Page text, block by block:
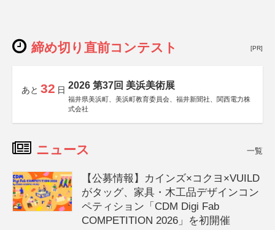
締め切り直前コンテスト [PR]
あと 32 日 2026 第37回 美浜美術展
福井県美浜町、美浜町教育委員会、福井新聞社、関西電力株
式会社
ニュース 一覧
【公募情報】カインズ×コクヨ×VUILD
がタッグ、家具・木工品デザインコン
ペティション「CDM Digi Fab
COMPETITION 2026」を初開催